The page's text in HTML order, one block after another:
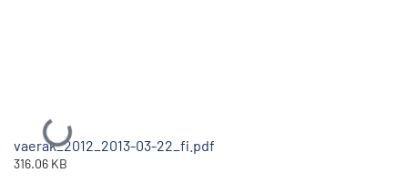
Ladataan...
vaerak_2012_2013-03-22_fi.pdf
316.06 KB